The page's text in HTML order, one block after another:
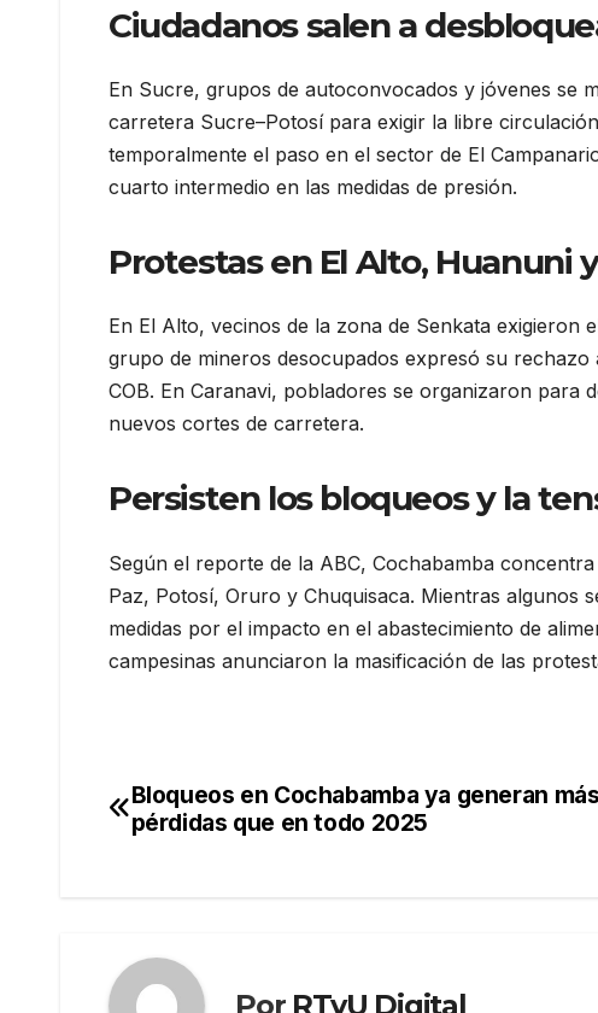
Ciudadanos salen a
En Sucre, grupos de autoconvocados y jóvenes se
carretera Sucre–Potosí para exigir la libre
temporalmente el paso en el sector de El
cuarto intermedio en las medidas de presión.
Protestas en El Alto, Huanuni
En El Alto, vecinos de la zona de Senkata
grupo de mineros desocupados expresó su
COB. En Caranavi, pobladores se organizaron para
nuevos cortes de carretera.
Persisten los bloqueos y la
Según el reporte de la ABC, Cochabamba
Paz, Potosí, Oruro y Chuquisaca. Mientras algunos
medidas por el impacto en el abastecimiento de
campesinas anunciaron la masificación de las
Navegación
Bloqueos en Cochabamba ya generan más
pérdidas que en todo 2025
Por RTvU Digital